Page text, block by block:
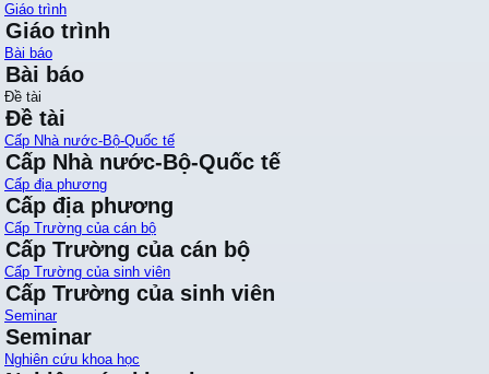
Giáo trình
Giáo trình
Bài báo
Bài báo
Đề tài
Đề tài
Cấp Nhà nước-Bộ-Quốc tế
Cấp Nhà nước-Bộ-Quốc tế
Cấp địa phương
Cấp địa phương
Cấp Trường của cán bộ
Cấp Trường của cán bộ
Cấp Trường của sinh viên
Cấp Trường của sinh viên
Seminar
Seminar
Nghiên cứu khoa học